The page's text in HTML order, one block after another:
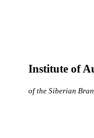
Institute of
of the Siberian